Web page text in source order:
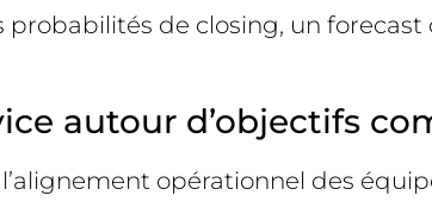
probabilités de closing, un
autour d’objectifs
opérationnel des